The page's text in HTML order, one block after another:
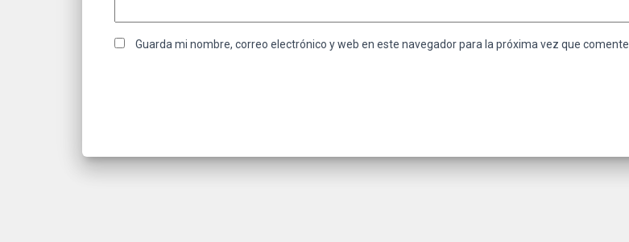
Guarda mi nombre, correo electrónico y web en este navegador para la próxima vez que comente.